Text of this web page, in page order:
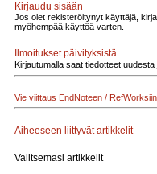
Kirjaudu sisään
Jos olet rekisteröitynyt käyttäjä,
myöhempää käyttöä varten.
Ilmoitukset päivityksistä
Kirjautumalla saat tiedotteet
Vie viittaus EndNoteen / RefWorksiin
Aiheeseen liittyvät artikkelit
Valitsemasi artikkelit